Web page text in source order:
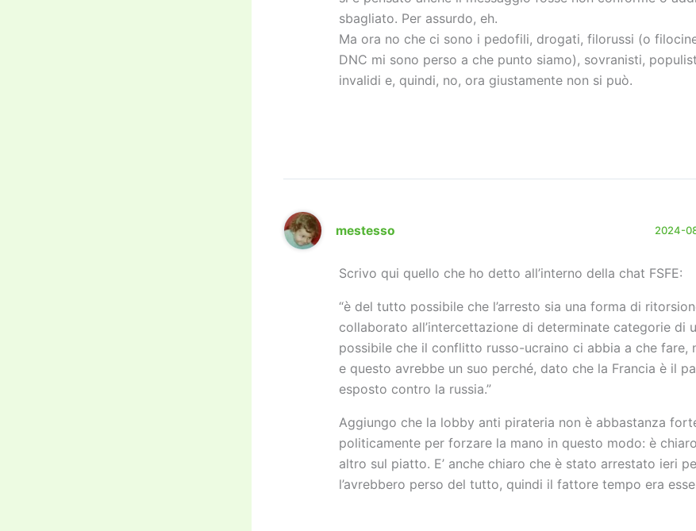
sbagliato. Per assurdo, eh.
Ma ora no che ci sono i pedofili, drogati, filorussi (o
DNC mi sono perso a che punto siamo), sovranisti,
invalidi e, quindi, no, ora giustamente non si può.
mestesso 2024-
Scrivo qui quello che ho detto all’interno della chat FSFE:
“è del tutto possibile che l’arresto sia una forma di
collaborato all’intercettazione di determinate categorie di
possibile che il conflitto russo-ucraino ci abbia a che fare,
e questo avrebbe un suo perché, dato che la Francia è il
esposto contro la russia.”
Aggiungo che la lobby anti pirateria non è abbastanza
politicamente per forzare la mano in questo modo: è chiaro
altro sul piatto. E’ anche chiaro che è stato arrestato ieri
l’avrebbero perso del tutto, quindi il fattore tempo era